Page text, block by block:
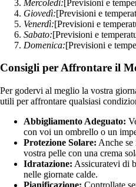
Mercoledì:[Previsioni e
Giovedì:[Previsioni e
Venerdì:[Previsioni e
Sabato:[Previsioni e
Domenica:[Previsioni e
Consigli per Affrontare il
Per godervi al meglio la vostra
utili per affrontare qualsiasi
Abbigliamento Adeguato:
con voi un ombrello o un
Protezione Solare: Anche se
vostra pelle con una crema
Idratazione: Assicuratevi di
nelle giornate calde.
Pianificazione: Controllate